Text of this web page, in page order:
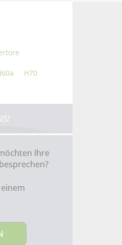
H70
Ihre